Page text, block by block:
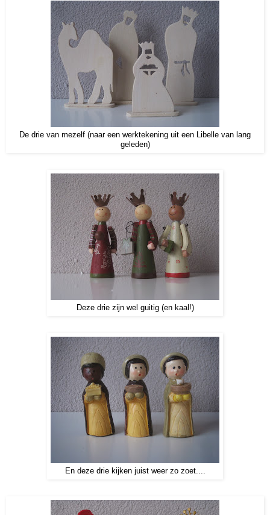
De drie van mezelf (naar een werktekening uit een Libelle van lang
geleden)
Deze drie zijn wel guitig (en kaal!)
En deze drie kijken juist weer zo zoet....